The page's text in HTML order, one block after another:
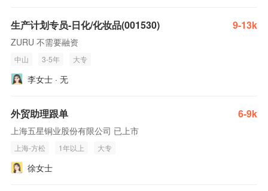
生产计划专员-日化/化妆品(001530) 9-13k
ZURU 不需要融资
中山 3-5年 大专
李女士 · 无
外贸助理跟单 6-9k
上海五星铜业股份有限公司 已上市
上海-方松 1年以上 大专
徐女士